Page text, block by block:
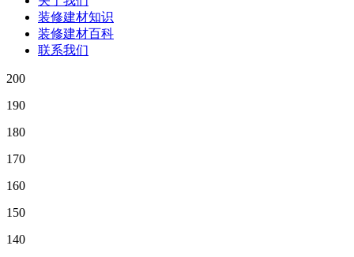
装修建材知识
装修建材百科
联系我们
200
190
180
170
160
150
140